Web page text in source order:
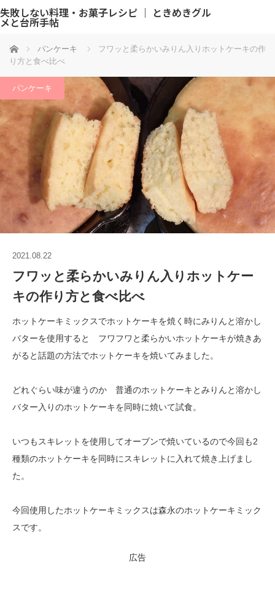
失敗しない料理・お菓子レシピ ｜ ときめきグル
メと台所手帖
ホーム パンケーキ
フワッと柔らかいみりん入りホットケーキの作
り方と食べ比べ
パンケーキ
2021.08.22
フワッと柔らかいみりん入りホットケー
キの作り方と食べ比べ
ホットケーキミックスでホットケーキを焼く時にみりんと溶かし
バターを使用すると フワフワと柔らかいホットケーキが焼きあ
がると話題の方法でホットケーキを焼いてみました。
どれぐらい味が違うのか 普通のホットケーキとみりんと溶かし
バター入りのホットケーキを同時に焼いて試食。
いつもスキレットを使用してオーブンで焼いているので今回も2
種類のホットケーキを同時にスキレットに入れて焼き上げまし
た。
今回使用したホットケーキミックスは森永のホットケーキミック
スです。
広告